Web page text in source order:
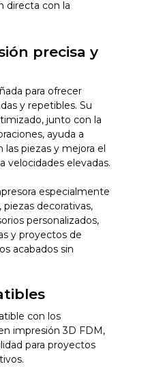
directa con la
precisa y
para ofrecer
y repetibles. Su
junto con la
ayuda a
piezas y mejora el
velocidades elevadas.
especialmente
decorativas,
personalizados,
y proyectos de
acabados sin
con los
impresión 3D FDM,
para proyectos